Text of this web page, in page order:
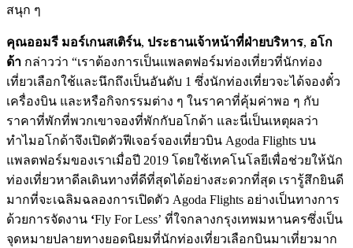
สนุก ๆ
คุณออมรี มอร์เกนสเติร์น, ประธานเจ้าหน้าที่ฝ่ายบริหาร, อโก
ด้า กล่าวว่า “เราต้องการเป็นแพลตฟอร์มท่องเที่ยวที่นักท่อง
เที่ยวเลือกใช้และนึกถึงเป็นอันดับ 1 ซึ่งนักท่องเที่ยวจะได้จองตั๋ว
เครื่องบิน และหรือกิจกรรมต่าง ๆ ในราคาที่คุ้มค่าพอ ๆ กับ
ราคาที่พักที่พวกเขาจองที่พักกับอโกด้า และนี่เป็นเหตุผลว่า
ทำไมอโกด้าจึงเปิดตัวฟีเจอร์จองเที่ยวบิน Agoda Flights บน
แพลตฟอร์มของเราเมื่อปี 2019 โดยใช้เทคโนโลยีเพื่อช่วยให้นัก
ท่องเที่ยวหาดีลเดินทางที่ดีที่สุดได้อย่างสะดวกที่สุด เรารู้สึกยินดี
มากที่จะเฉลิมฉลองการเปิดตัว Agoda Flights อย่างเป็นทางการ
ด้วยการจัดงาน ‘Fly For Less’ ที่ใจกลางกรุงเทพมหานครซึ่งเป็น
จุดหมายปลายทางยอดนิยมที่นักท่องเที่ยวเลือกบินมาเที่ยวมาก